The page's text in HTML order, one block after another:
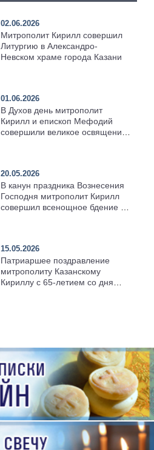
02.06.2026
Митрополит Кирилл совершил
Литургию в Александро-
Невском храме города Казани
01.06.2026
В Духов день митрополит
Кирилл и епископ Мефодий
совершили великое освящение
20.05.2026
В канун праздника Вознесения
Господня митрополит Кирилл
совершил всенощное бдение в
15.05.2026
Патриаршее поздравление
митрополиту Казанскому
Кириллу с 65-летием со дня